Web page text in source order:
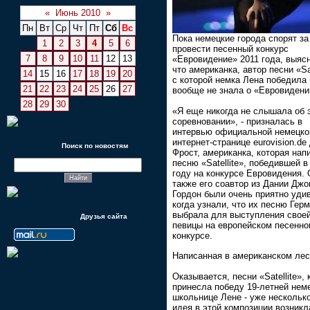
« Июнь 2010 »
Пн
Вт Ср Чт Пт Сб
Вс
1
2 3 4 5
6
7
8 9 10 11 12
13
14
15 16 17 18 19
20
21
22 23 24 25 26
27
28
29 30
Поиск по новостям
Друзья сайта
Пока немецкие города спорят
провести песенный конкурс
«Евровидение» 2011 года,
что американка, автор песни
с которой немка Лена
вообще не знала о
«Я еще никогда не слышала об
соревновании», - призналась в
интервью официальной
интернет-странице
Фрост, американка, которая
песню «Satellite», победившей в
году на конкурсе Евровидения.
также его соавтор из Дании
Гордон были очень приятно
когда узнали, что их песню
выбрала для выступления
певицы на европейском
конкурсе.
Написанная в американском
Оказывается, песни «Satellite»,
принесла победу 19-летней
школьнице Лене - уже
идея в этой композиции